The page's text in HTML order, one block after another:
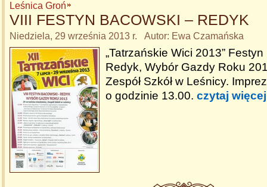
Leśnica Groń
VIII FESTYN BACOWSKI – REDYK
Niedziela, 29 września 2013 r. Autor: Ewa Czamańska
„Tatrzańskie Wici 2013”
Redyk, Wybór Gazdy Roku
Zespół Szkół w Leśnicy.
o godzinie 13.00. czytaj więcej